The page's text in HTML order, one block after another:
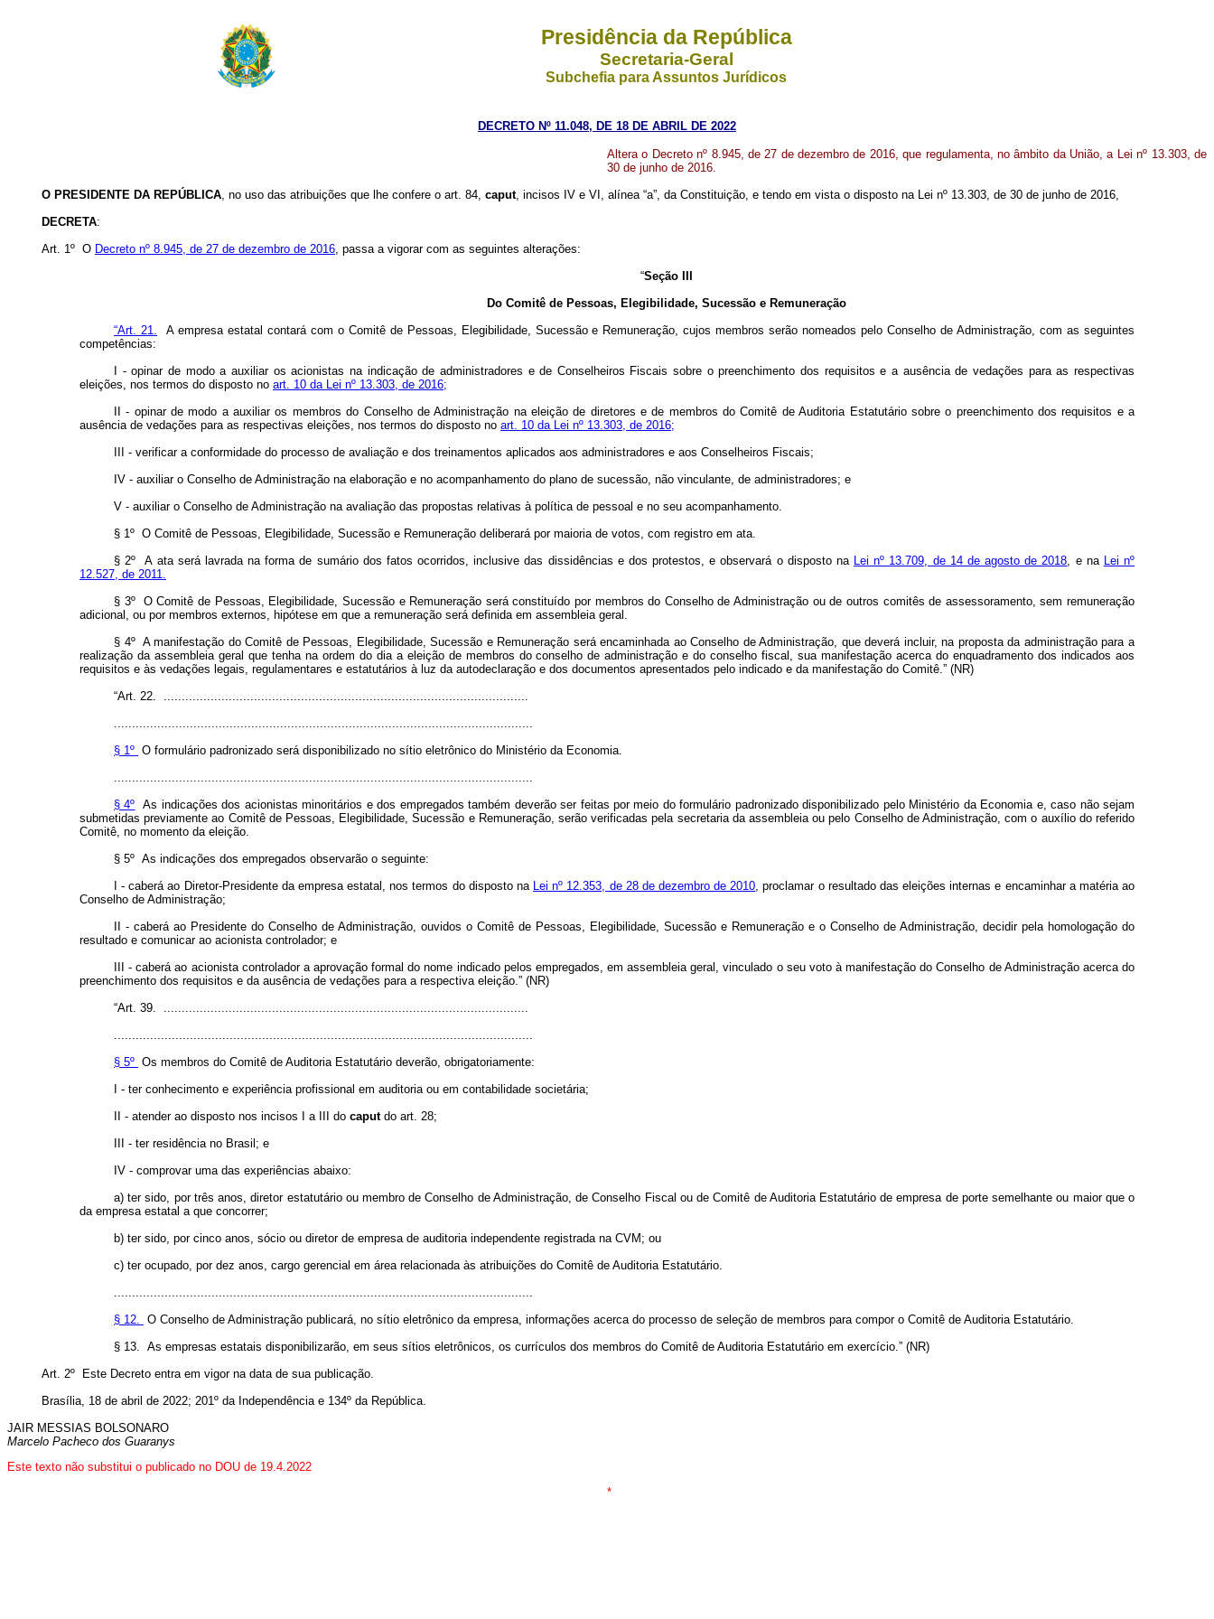
Presidência da República
Secretaria-Geral
Subchefia para Assuntos Jurídicos
DECRETO Nº 11.048, DE 18 DE ABRIL DE 2022
Altera o Decreto nº 8.945, de 27 de dezembro de 2016, que regulamenta, no âmbito da União, a Lei nº 13.303, de
30 de junho de 2016.
O PRESIDENTE DA REPÚBLICA, no uso das atribuições que lhe confere o art. 84, caput, incisos IV e VI, alínea “a”, da Constituição, e tendo em vista o disposto na Lei nº 13.303, de 30 de junho de 2016,
DECRETA:
Art. 1º O Decreto nº 8.945, de 27 de dezembro de 2016, passa a vigorar com as seguintes alterações:
“Seção III
Do Comitê de Pessoas, Elegibilidade, Sucessão e Remuneração
“Art. 21. A empresa estatal contará com o Comitê de Pessoas, Elegibilidade, Sucessão e Remuneração, cujos membros serão nomeados pelo Conselho de Administração, com as seguintes
competências:
I - opinar de modo a auxiliar os acionistas na indicação de administradores e de Conselheiros Fiscais sobre o preenchimento dos requisitos e a ausência de vedações para as respectivas
eleições, nos termos do disposto no art. 10 da Lei nº 13.303, de 2016;
II - opinar de modo a auxiliar os membros do Conselho de Administração na eleição de diretores e de membros do Comitê de Auditoria Estatutário sobre o preenchimento dos requisitos e a
ausência de vedações para as respectivas eleições, nos termos do disposto no art. 10 da Lei nº 13.303, de 2016;
III - verificar a conformidade do processo de avaliação e dos treinamentos aplicados aos administradores e aos Conselheiros Fiscais;
IV - auxiliar o Conselho de Administração na elaboração e no acompanhamento do plano de sucessão, não vinculante, de administradores; e
V - auxiliar o Conselho de Administração na avaliação das propostas relativas à política de pessoal e no seu acompanhamento.
§ 1º O Comitê de Pessoas, Elegibilidade, Sucessão e Remuneração deliberará por maioria de votos, com registro em ata.
§ 2º A ata será lavrada na forma de sumário dos fatos ocorridos, inclusive das dissidências e dos protestos, e observará o disposto na Lei nº 13.709, de 14 de agosto de 2018, e na Lei nº
12.527, de 2011.
§ 3º O Comitê de Pessoas, Elegibilidade, Sucessão e Remuneração será constituído por membros do Conselho de Administração ou de outros comitês de assessoramento, sem remuneração
adicional, ou por membros externos, hipótese em que a remuneração será definida em assembleia geral.
§ 4º A manifestação do Comitê de Pessoas, Elegibilidade, Sucessão e Remuneração será encaminhada ao Conselho de Administração, que deverá incluir, na proposta da administração para a
realização da assembleia geral que tenha na ordem do dia a eleição de membros do conselho de administração e do conselho fiscal, sua manifestação acerca do enquadramento dos indicados aos
requisitos e às vedações legais, regulamentares e estatutários à luz da autodeclaração e dos documentos apresentados pelo indicado e da manifestação do Comitê.” (NR)
“Art. 22. .....................................................................................................
....................................................................................................................
§ 1º O formulário padronizado será disponibilizado no sítio eletrônico do Ministério da Economia.
....................................................................................................................
§ 4º As indicações dos acionistas minoritários e dos empregados também deverão ser feitas por meio do formulário padronizado disponibilizado pelo Ministério da Economia e, caso não sejam
submetidas previamente ao Comitê de Pessoas, Elegibilidade, Sucessão e Remuneração, serão verificadas pela secretaria da assembleia ou pelo Conselho de Administração, com o auxílio do referido
Comitê, no momento da eleição.
§ 5º As indicações dos empregados observarão o seguinte:
I - caberá ao Diretor-Presidente da empresa estatal, nos termos do disposto na Lei nº 12.353, de 28 de dezembro de 2010, proclamar o resultado das eleições internas e encaminhar a matéria ao
Conselho de Administração;
II - caberá ao Presidente do Conselho de Administração, ouvidos o Comitê de Pessoas, Elegibilidade, Sucessão e Remuneração e o Conselho de Administração, decidir pela homologação do
resultado e comunicar ao acionista controlador; e
III - caberá ao acionista controlador a aprovação formal do nome indicado pelos empregados, em assembleia geral, vinculado o seu voto à manifestação do Conselho de Administração acerca do
preenchimento dos requisitos e da ausência de vedações para a respectiva eleição.” (NR)
“Art. 39. .....................................................................................................
....................................................................................................................
§ 5º Os membros do Comitê de Auditoria Estatutário deverão, obrigatoriamente:
I - ter conhecimento e experiência profissional em auditoria ou em contabilidade societária;
II - atender ao disposto nos incisos I a III do caputdo art. 28;
III - ter residência no Brasil; e
IV - comprovar uma das experiências abaixo:
a) ter sido, por três anos, diretor estatutário ou membro de Conselho de Administração, de Conselho Fiscal ou de Comitê de Auditoria Estatutário de empresa de porte semelhante ou maior que o
da empresa estatal a que concorrer;
b) ter sido, por cinco anos, sócio ou diretor de empresa de auditoria independente registrada na CVM; ou
c) ter ocupado, por dez anos, cargo gerencial em área relacionada às atribuições do Comitê de Auditoria Estatutário.
....................................................................................................................
§ 12. O Conselho de Administração publicará, no sítio eletrônico da empresa, informações acerca do processo de seleção de membros para compor o Comitê de Auditoria Estatutário.
§ 13. As empresas estatais disponibilizarão, em seus sítios eletrônicos, os currículos dos membros do Comitê de Auditoria Estatutário em exercício.” (NR)
Art. 2º Este Decreto entra em vigor na data de sua publicação.
Brasília, 18 de abril de 2022; 201º da Independência e 134º da República.
JAIR MESSIAS BOLSONARO
Marcelo Pacheco dos Guaranys
Este texto não substitui o publicado no DOU de 19.4.2022
*